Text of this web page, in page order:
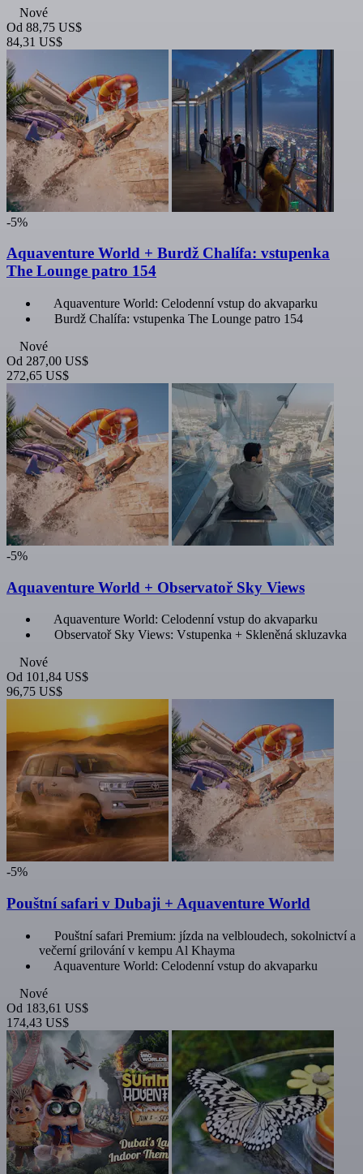
Nové
Od 88,75 US$
84,31 US$
-5%
Aquaventure World + Burdž Chalífa: vstupenka
The Lounge patro 154
Aquaventure World: Celodenní vstup do akvaparku
Burdž Chalífa: vstupenka The Lounge patro 154
Nové
Od 287,00 US$
272,65 US$
-5%
Aquaventure World + Observatoř Sky Views
Aquaventure World: Celodenní vstup do akvaparku
Observatoř Sky Views: Vstupenka + Skleněná skluzavka
Nové
Od 101,84 US$
96,75 US$
-5%
Pouštní safari v Dubaji + Aquaventure World
Pouštní safari Premium: jízda na velbloudech, sokolnictví a
večerní grilování v kempu Al Khayma
Aquaventure World: Celodenní vstup do akvaparku
Nové
Od 183,61 US$
174,43 US$